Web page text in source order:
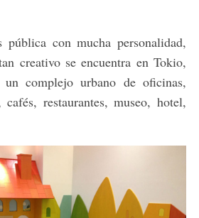
pública con mucha personalidad,
creativo se encuentra en Tokio,
complejo urbano de oficinas,
cafés, restaurantes, museo, hotel,